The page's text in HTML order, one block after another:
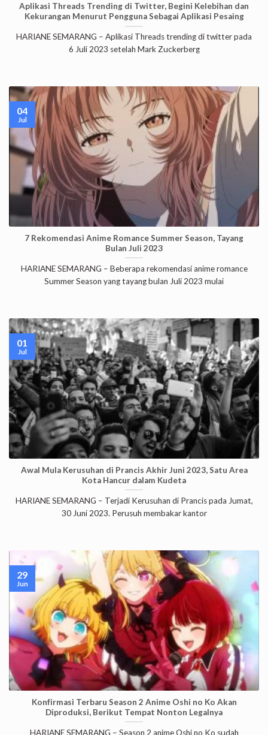
Aplikasi Threads Trending di Twitter, Begini Kelebihan dan
Kekurangan Menurut Pengguna Sebagai Aplikasi Pesaing
HARIANE SEMARANG – Aplikasi Threads trending di twitter pada
6 Juli 2023 setelah Mark Zuckerberg
7 Rekomendasi Anime Romance Summer Season, Tayang
Bulan Juli 2023
HARIANE SEMARANG – Beberapa rekomendasi anime romance
Summer Season yang tayang bulan Juli 2023 mulai
04
Jul
Awal Mula Kerusuhan di Prancis Akhir Juni 2023, Satu Area
Kota Hancur dalam Kudeta
HARIANE SEMARANG – Terjadi Kerusuhan di Prancis pada Jumat,
30 Juni 2023. Perusuh membakar kantor
01
Jul
Konfirmasi Terbaru Season 2 Anime Oshi no Ko Akan
Diproduksi, Berikut Tempat Nonton Legalnya
HARIANE SEMARANG – Season 2 anime Oshi no Ko sudah
29
Jun